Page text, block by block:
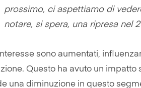
prossimo, ci aspettiamo di
notare, si spera, una ripresa nel
sono aumentati,
Questo ha avuto un
una diminuzione in questo